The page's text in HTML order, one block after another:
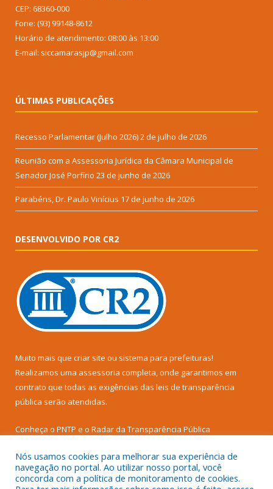
CEP: 68360-000
Fone: (93) 99148-8612
Horário de atendimento: 08:00 às 13:00
E-mail: siccamarasjp@gmail.com
ÚLTIMAS PUBLICAÇÕES
Recesso Parlamentar (Julho 2026)2 de julho de 2026
Reunião com a Assessoria Jurídica da Câmara Municipal de
Senador José Porfírio 23 de junho de 2026
Parabéns, Dr. Paulo Vinícius 17 de junho de 2026
DESENVOLVIDO POR CR2
Muito mais que criar site ou sistema para prefeituras!
Realizamos uma assessoria completa, onde garantimos em
contrato que todas as exigências das leis de transparência
pública serão atendidas.
Conheça o PNTP e o Radar da Transparência Pública
Nós usamos cookies para melhorar sua experiência de
navegação no portal. Ao utilizar nosso portal, você
concorda com a política de monitoramento de cookies.